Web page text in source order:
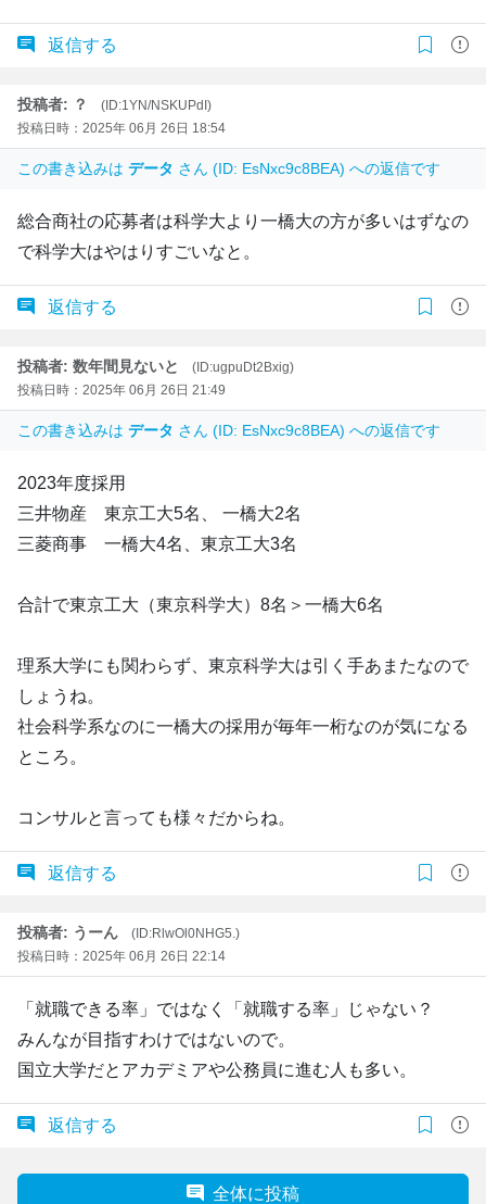
返信する
投稿者: ？
(ID:1YN/NSKUPdI)
投稿日時：2025年 06月 26日 18:54
この書き込みは データ さん (ID: EsNxc9c8BEA) への返信です
総合商社の応募者は科学大より一橋大の方が多いはずなの
で科学大はやはりすごいなと。
返信する
投稿者: 数年間見ないと
(ID:ugpuDt2Bxig)
投稿日時：2025年 06月 26日 21:49
この書き込みは データ さん (ID: EsNxc9c8BEA) への返信です
2023年度採用
三井物産 東京工大5名、 一橋大2名
三菱商事 一橋大4名、東京工大3名
合計で東京工大（東京科学大）8名＞一橋大6名
理系大学にも関わらず、東京科学大は引く手あまたなので
しょうね。
社会科学系なのに一橋大の採用が毎年一桁なのが気になる
ところ。
コンサルと言っても様々だからね。
返信する
投稿者: うーん
(ID:RlwOl0NHG5.)
投稿日時：2025年 06月 26日 22:14
「就職できる率」ではなく「就職する率」じゃない？
みんなが目指すわけではないので。
国立大学だとアカデミアや公務員に進む人も多い。
返信する
全体に投稿